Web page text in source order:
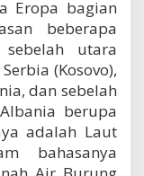
Eropa bagian
beberapa
utara
(Kosovo),
dan sebelah
berupa
adalah Laut
bahasanya